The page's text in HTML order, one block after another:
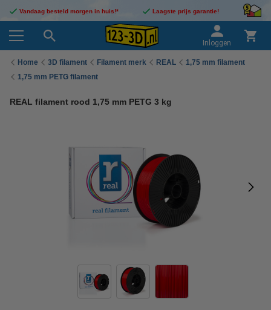
Vandaag besteld morgen in huis!* Laagste prijs garantie!
Inloggen
Home 3D filament Filament merk REAL
1,75 mm filament
1,75 mm PETG filament
REAL filament rood 1,75 mm PETG 3 kg